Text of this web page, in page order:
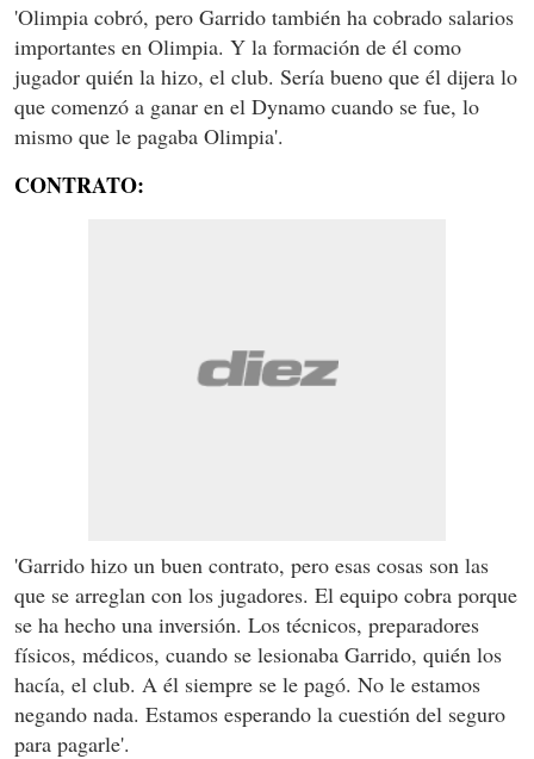
'Olimpia cobró, pero Garrido también ha cobrado salarios
importantes en Olimpia. Y la formación de él como
jugador quién la hizo, el club. Sería bueno que él dijera lo
que comenzó a ganar en el Dynamo cuando se fue, lo
mismo que le pagaba Olimpia'.
CONTRATO:
'Garrido hizo un buen contrato, pero esas cosas son las
que se arreglan con los jugadores. El equipo cobra porque
se ha hecho una inversión. Los técnicos, preparadores
físicos, médicos, cuando se lesionaba Garrido, quién los
hacía, el club. A él siempre se le pagó. No le estamos
negando nada. Estamos esperando la cuestión del seguro
para pagarle'.